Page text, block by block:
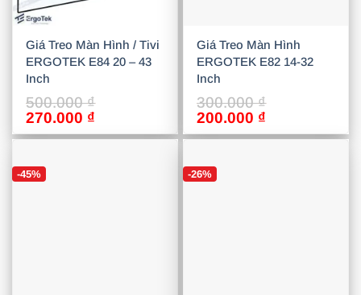
Giá Treo Màn Hình / Tivi
ERGOTEK E84 20 – 43
Inch
500.000₫
Giá
gốc
500.000 ₫.
270.000 ₫
hiện
Giá Treo Màn Hình
ERGOTEK E82 14-32
Inch
300.000₫
Giá
gốc
300.000 ₫.
200.000 ₫
hiện
-45% -26%